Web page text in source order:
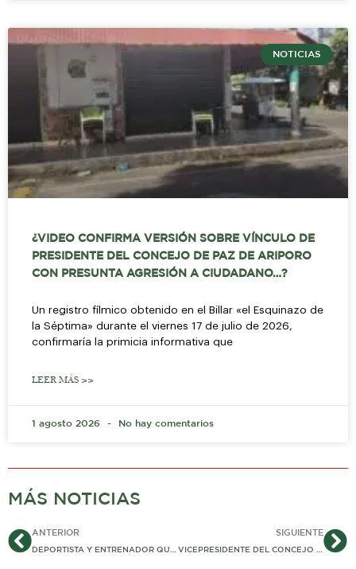
NOTICIAS
¿VIDEO CONFIRMA VERSIÓN SOBRE VÍNCULO DE
PRESIDENTE DEL CONCEJO DE PAZ DE ARIPORO
CON PRESUNTA AGRESIÓN A CIUDADANO…?
Un registro fílmico obtenido en el Billar «el Esquinazo de
la Séptima» durante el viernes 17 de julio de 2026,
confirmaría la primicia informativa que
LEER MÁS >>
1 agosto 2026 No hay comentarios
MÁS NOTICIAS
AntANTERIOR
DEPORTISTA Y ENTRENADOR QUE CAYÓ DESDE 3er PISO DE GIMNASIO AL VACÍO PERMANECE EN CONDICIÓN DELICADA
SIGUIENTE
VICEPRESIDENTE DEL CONCEJO DE PAZ DE ARIPORO «CACHETEÓ» A CONCEJAL QUE PIDIÓ «MÁS COMPROMISO CON EL TRABAJO»…